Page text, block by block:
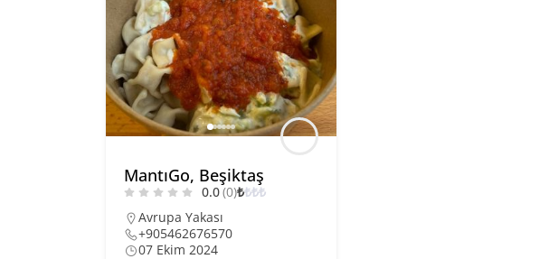
MantıGo, Beşiktaş
0.0(0)₺₺₺₺
Avrupa Yakası
+905462676570
07 Ekim 2024